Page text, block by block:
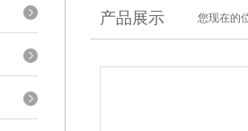
产品展示 您现在的